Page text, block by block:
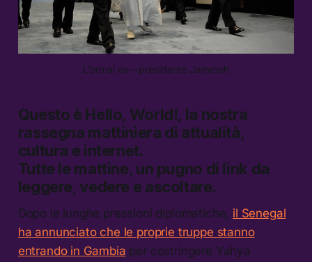
L’ormai ex—presidente Jammeh
Questo è Hello, World!, la nostra
rassegna mattiniera di attualità,
cultura e internet.
Tutte le mattine, un pugno di link da
leggere, vedere e ascoltare.
Dopo le lunghe pressioni diplomatiche, il Senegal
ha annunciato che le proprie truppe stanno
entrando in Gambia per costringere Yahya